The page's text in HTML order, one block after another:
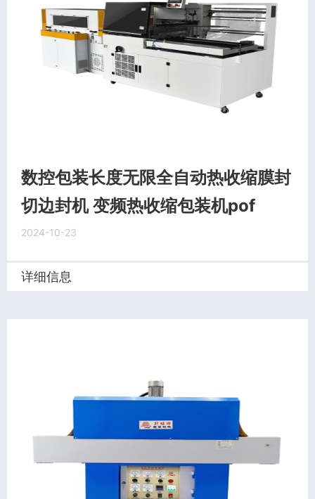
数控包装长度无限全自动热收缩膜封
切边封机 变频热收缩包装机pof
2024-10-23
详细信息